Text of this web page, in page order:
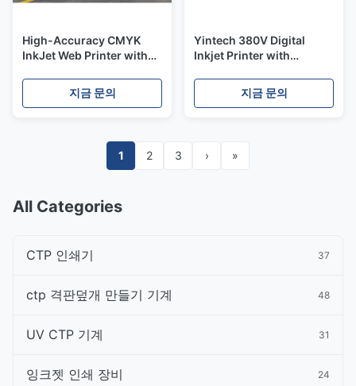
High-Accuracy CMYK
InkJet Web Printer with
600x600dpi/2bit600x1200dpi/2bit
Resolution
지금 문의
Yintech 380V Digital
Inkjet Printer with
Dimensions and 2800 KG
Weight for High-
지금 문의
1 2 3 › »
All Categories
CTP 인쇄기 37
ctp 격판덮개 만들기 기계 48
UV CTP 기계 31
잉크젯 인쇄 장비 24